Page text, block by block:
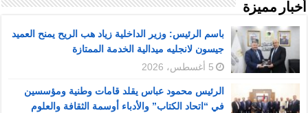
أخبار مميزة
باسم الرئيس: وزير الداخلية زياد هب الريح يمنح العميد
جيسون لانجليه ميدالية الخدمة الممتازة
5 أغسطس، 2026
الرئيس محمود عباس يقلد قامات وطنية ومؤسسين
في “اتحاد الكتاب” والأدباء أوسمة الثقافة والعلوم